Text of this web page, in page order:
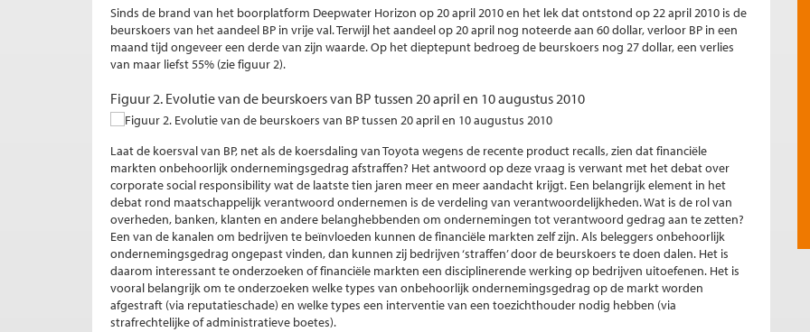
Sinds de brand van het boorplatform Deepwater Horizon op 20 april 2010 en het lek dat ontstond op 22 april 2010 is de
beurskoers van het aandeel BP in vrije val. Terwijl het aandeel op 20 april nog noteerde aan 60 dollar, verloor BP in een
maand tijd ongeveer een derde van zijn waarde. Op het dieptepunt bedroeg de beurskoers nog 27 dollar, een verlies
van maar liefst 55% (zie figuur 2).
Figuur 2. Evolutie van de beurskoers van BP tussen 20 april en 10 augustus 2010
Laat de koersval van BP, net als de koersdaling van Toyota wegens de recente product recalls, zien dat financiële
markten onbehoorlijk ondernemingsgedrag afstraffen? Het antwoord op deze vraag is verwant met het debat over
corporate social responsibility wat de laatste tien jaren meer en meer aandacht krijgt. Een belangrijk element in het
debat rond maatschappelijk verantwoord ondernemen is de verdeling van verantwoordelijkheden. Wat is de rol van
overheden, banken, klanten en andere belanghebbenden om ondernemingen tot verantwoord gedrag aan te zetten?
Een van de kanalen om bedrijven te beïnvloeden kunnen de financiële markten zelf zijn. Als beleggers onbehoorlijk
ondernemingsgedrag ongepast vinden, dan kunnen zij bedrijven ‘straffen’ door de beurskoers te doen dalen. Het is
daarom interessant te onderzoeken of financiële markten een disciplinerende werking op bedrijven uitoefenen. Het is
vooral belangrijk om te onderzoeken welke types van onbehoorlijk ondernemingsgedrag op de markt worden
afgestraft (via reputatieschade) en welke types een interventie van een toezichthouder nodig hebben (via
strafrechtelijke of administratieve boetes).